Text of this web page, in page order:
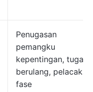
Penugasan
pemangku
kepentingan, tugas
berulang, pelacakan
fase